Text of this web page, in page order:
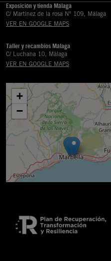
Exposición y tienda Málaga
C/ Martinez de la rosa Nº 109, Málaga
VER EN GOOGLE MAPS
Taller y recambios Málaga
C/ Luchana 10, Málaga
VER EN GOOGLE MAPS
+
−